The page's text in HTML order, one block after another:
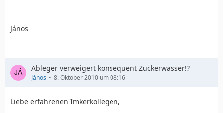
János
Ableger verweigert konsequent Zuckerwasser!?
János 8. Oktober 2010 um 08:16
Liebe erfahrenen Imkerkollegen,